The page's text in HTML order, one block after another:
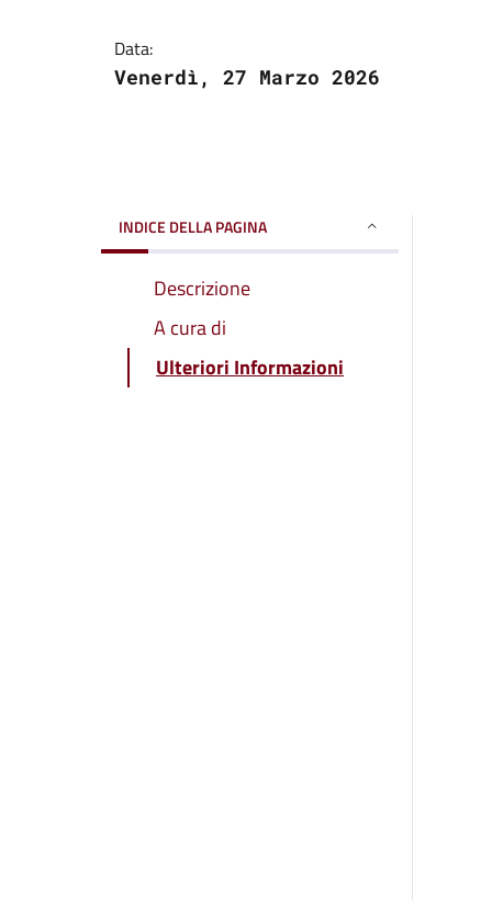
Data:
Venerdì, 27 Marzo 2026
INDICE DELLA PAGINA
Descrizione
A cura di
Ulteriori Informazioni